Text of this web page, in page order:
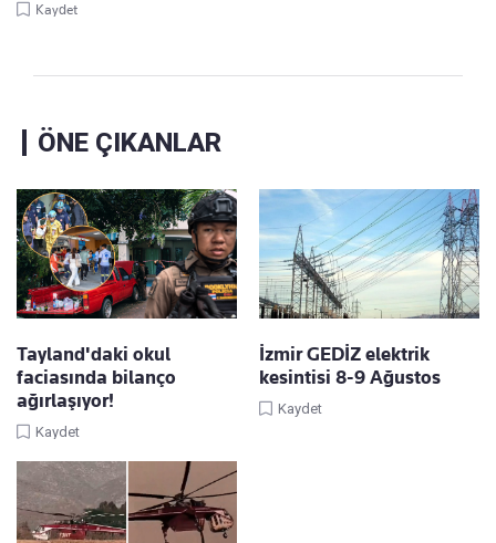
Kaydet
ÖNE ÇIKANLAR
Tayland'daki okul
faciasında bilanço
ağırlaşıyor!
Kaydet
İzmir GEDİZ elektrik
kesintisi 8-9 Ağustos
Kaydet